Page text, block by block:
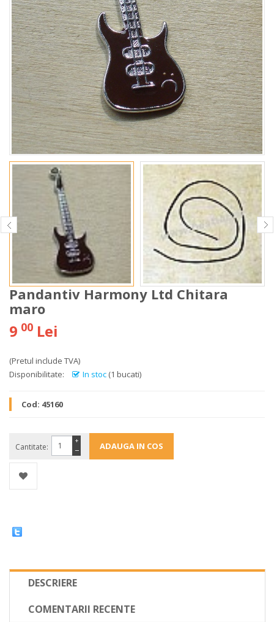
Pandantiv Harmony Ltd Chitara
maro
9 00 Lei
(Pretul include TVA)
Disponibilitate:
In stoc (1 bucati)
Cod: 45160
Cantitate: −
+
DESCRIERE
COMENTARII RECENTE